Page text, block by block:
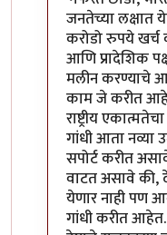
जनतेच्या लक्षात
करोडो रुपये
आणि प्रादेशिक
मलीन करण्याचे
काम जे करीत
राष्ट्रीय
गांधी आता नव्या
सपोर्ट करीत
वाटत असावे की,
येणार नाही पण
गांधी करीत